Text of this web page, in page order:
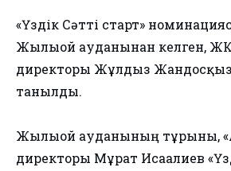
«Үздік Сәтті старт»
Жылыой ауданынан келген,
директоры Жұлдыз
танылды.
Жылыой ауданының тұрғыны,
директоры Мұрат Исағалиев